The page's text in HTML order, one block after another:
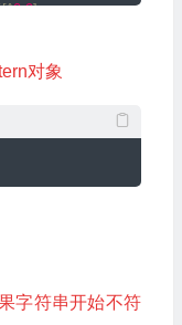
0-9]
fv]
]
对象
字符串开始不符